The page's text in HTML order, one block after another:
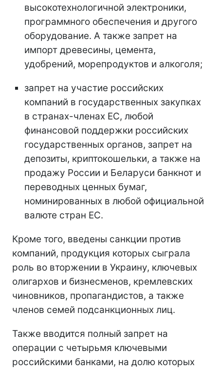
высокотехнологичной электроники,
программного обеспечения и другого
оборудование. А также запрет на
импорт древесины, цемента,
удобрений, морепродуктов и алкоголя;
запрет на участие российских
компаний в государственных закупках
в странах-членах ЕС, любой
финансовой поддержки российских
государственных органов, запрет на
депозиты, криптокошельки, а также на
продажу России и Беларуси банкнот и
переводных ценных бумаг,
номинированных в любой официальной
валюте стран ЕС.
Кроме того, введены санкции против
компаний, продукция которых сыграла
роль во вторжении в Украину, ключевых
олигархов и бизнесменов, кремлевских
чиновников, пропагандистов, а также
членов семей подсанкционных лиц.
Также вводится полный запрет на
операции с четырьмя ключевыми
российскими банками, на долю которых